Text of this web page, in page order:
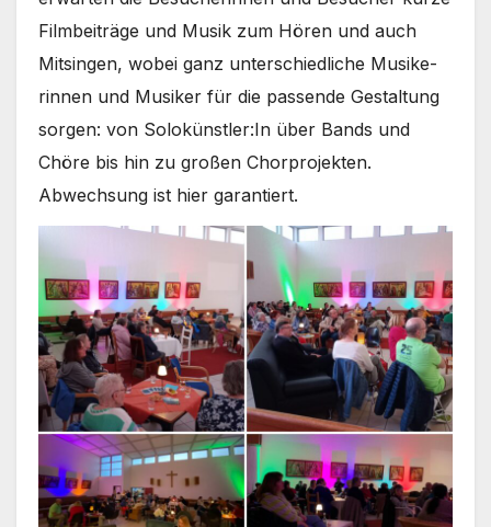
Film­bei­trä­ge und Musik zum Hören und auch
Mit­sin­gen, wobei ganz unter­schied­li­che Musi­ke­
rin­nen und Musi­ker für die pas­sen­de Gestal­tung
sor­gen: von Solokünstler:In über Bands und
Chö­re bis hin zu gro­ßen Chor­pro­jek­ten.
Abwechsung ist hier garan­tiert.